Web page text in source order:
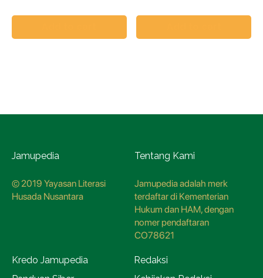
Jamupedia
© 2019 Yayasan Literasi
Husada Nusantara
Tentang Kami
Jamupedia adalah merk
terdaftar di Kementerian
Hukum dan HAM, dengan
nomer pendaftaran
CO78621
Kredo Jamupedia
Redaksi